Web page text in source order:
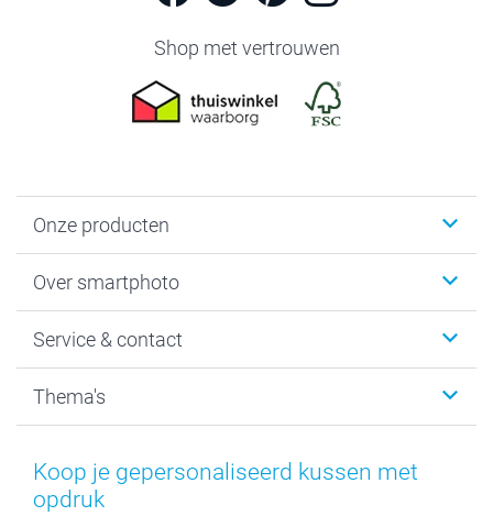
Shop met vertrouwen
Onze producten
Fotoboeken
Fotocadeaus
Kaarten
Over smartphoto
Vacatures
Bestelproces
Herroepingsrecht
Privacy
Service & contact
Tevredenheidsgarantie
Mijn orderstatus
smartbonus
Thema's
Baby
Moederdag
Koop je gepersonaliseerd kussen met
opdruk